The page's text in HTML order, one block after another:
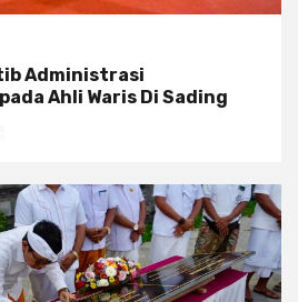
Administrasi
Ahli Waris Di Sading